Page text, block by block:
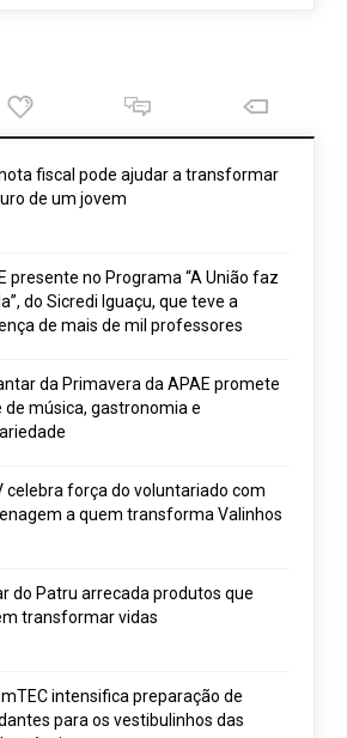
fiscal pode ajudar a transformar
de um jovem
presente no Programa “A União faz
do Sicredi Iguaçu, que teve a
de mais de mil professores
da Primavera da APAE promete
de música, gastronomia e
celebra força do voluntariado com
a quem transforma Valinhos
do Patru arrecada produtos que
transformar vidas
intensifica preparação de
para os vestibulinhos das